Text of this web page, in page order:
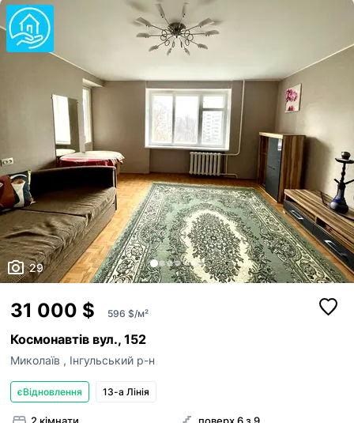
29
31 000 $ 596 $/м²
Космонавтів вул., 152
Миколаїв , Інгульський р-н
єВідновлення 13-а Лінія